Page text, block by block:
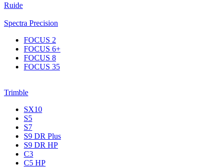
Ruide
Spectra Precision
FOCUS 2
FOCUS 6+
FOCUS 8
FOCUS 35
Trimble
SX10
S5
S7
S9 DR Plus
S9 DR HP
C3
С5 НР